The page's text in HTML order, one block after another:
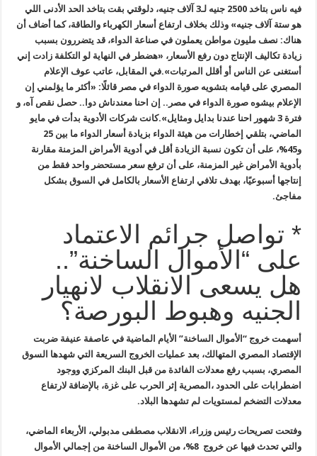
فيه ناس بتاخد 2500 جنيه لـ3 آلاف جنيه، دلوقتي بقت بتاخد الحد الأدنى اللي
هو ستة آلاف جنيه» وذلك بخلاف ارتفاع أسعار الكهرباء والطاقة، كما أضاف أن
هناك: نصف مليون مواطن يعملون في صناعة الدواء، قد يتضررون بسبب
زيادة تكاليف الإنتاج دون رفع الأسعار، «هضطر في النهاية لو التكلفة زادت إني
أستغنى عن الناس أو أقلل المرتبات».في المقابل، عاتب عوف الإعلام
المصري على قيامه بتشويه صورة الدواء في مصر قائلًا: «أكثر ما يؤلمني إن
الإعلام بيشوه صورة الدواء في مصر.. إن احنا معندناش دوا.. حصل نقص آه، و
فترة 3 شهور احنا عندنا بدايل ومثايل».
كانت شركات الأدوية بدأت في مايو
الماضي، بتلقي إخطارات من هيئة الدواء بزيادة أسعار الدواء ما بين 25
و45%، على أن تكون نسبة الزيادة أقل في أدوية الأمراض المزمنة مقارنة
بأدوية الأمراض غير المزمنة، على أن ترفع سعر مستحضر واحد فقط من
إنتاجها أسبوعيًا، بهدف تلافي ارتفاع الأسعار بالكامل في السوق بشكل
مفاجئ.
* تواصل جرائم الاعتماد
على “الأموال الساخنة”..
هل يسعى الانقلاب لانهيار
الجنيه وهبوط البورصة؟
أسهمت خروج “الأموال الساخنة” الأيام الماضية في عاصفة عنيفة ضربت
الإقتصاد المصري المتهالك، بعد عمليات الخروج السريعة التي شهدها السوق
المصري، بسبب رفع معدلات الفائدة من قبل البنك المركزي ووجود
اضطرابات على الحدود ،المصرية إثر الحرب على غزة، بالإضافة لارتفاع
معدلات التضخم لمستويات لم تشهدها البلاد.
وفتحت تصريحات رئيس وزراء، الانقلاب مصطفى مدبولي، الأربعاء الماضي،
والتي تحدث فيها عن خروج 8%، من الأموال الساخنة من إجمالي الأموال